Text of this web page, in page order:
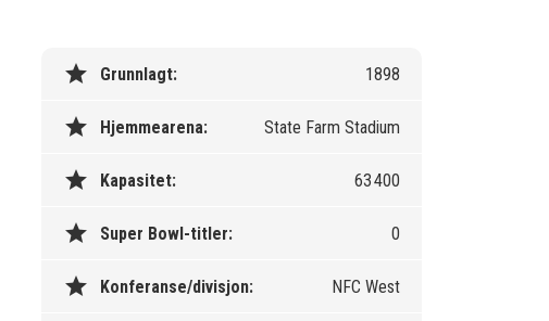
star Grunnlagt: 1898
star Hjemmearena: State Farm Stadium
star Kapasitet: 63 400
star Super Bowl-titler: 0
star Konferanse/divisjon: NFC West